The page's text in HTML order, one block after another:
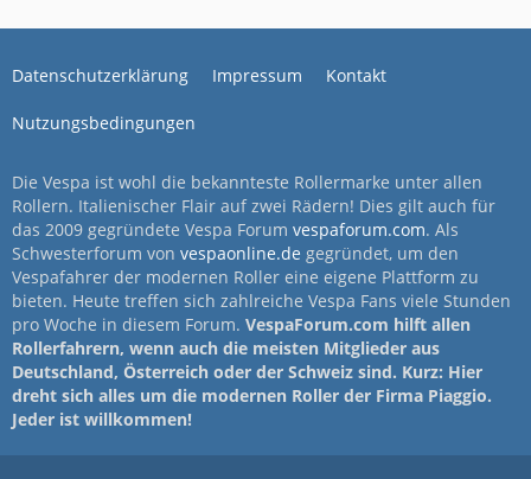
Datenschutzerklärung Impressum Kontakt
Nutzungsbedingungen
Die Vespa ist wohl die bekannteste Rollermarke unter allen
Rollern. Italienischer Flair auf zwei Rädern! Dies gilt auch für
das 2009 gegründete Vespa Forum vespaforum.com. Als
Schwesterforum von vespaonline.de gegründet, um den
Vespafahrer der modernen Roller eine eigene Plattform zu
bieten. Heute treffen sich zahlreiche Vespa Fans viele Stunden
pro Woche in diesem Forum. VespaForum.com hilft allen
Rollerfahrern, wenn auch die meisten Mitglieder aus
Deutschland, Österreich oder der Schweiz sind. Kurz: Hier
dreht sich alles um die modernen Roller der Firma Piaggio.
Jeder ist willkommen!